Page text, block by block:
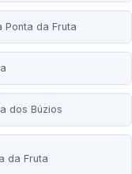
Ponta da Fruta
dos Búzios
da Fruta